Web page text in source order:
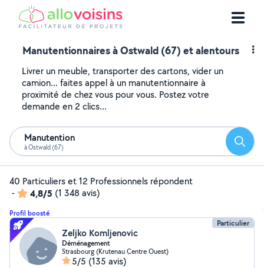
Manutentionnaires à Ostwald (67) et alentours
Livrer un meuble, transporter des cartons, vider un
camion... faites appel à un manutentionnaire à
proximité de chez vous pour vous. Postez votre
demande en 2 clics...
Manutention
à Ostwald (67)
40 Particuliers et 12 Professionnels répondent
-
4,8/5 (1 348 avis)
Profil boosté
Particulier
Zeljko Komljenovic
Déménagement
Strasbourg (Krutenau Centre Ouest)
5/5 (135 avis)